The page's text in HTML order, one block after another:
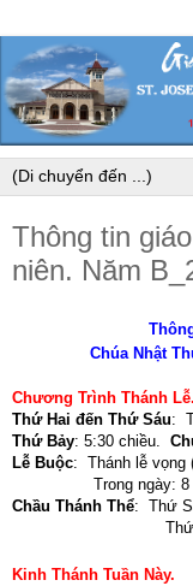
Thông tin
niên. Năm
Chúa Nhật
Chương Trình Thánh Lễ.
Thứ Hai đến Thứ Sáu:
Thứ Bảy: 5:30 chiều.
Lễ Buộc: Thánh lễ
Trong ngày:
Chầu Thánh Thể: Thứ
Thứ Bảy đầu
Kinh Thánh Tuần Này.